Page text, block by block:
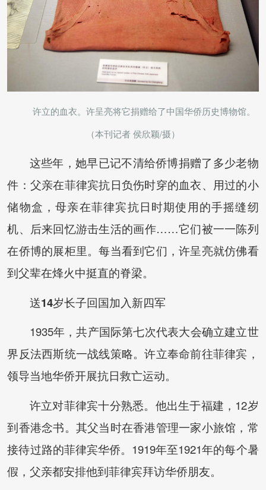
许立的血衣。许呈亮将它捐赠给了中国华侨历史博物馆。
（本刊记者 侯欣颖/摄）
这些年，她早已记不清给侨博捐赠了多少老物
件：父亲在菲律宾抗日负伤时穿的血衣、用过的小
储物盒，母亲在菲律宾抗日时期使用的手摇缝纫
机、后来回忆游击生活的画作……它们被一一陈列
在侨博的展柜里。每当看到它们，许呈亮就仿佛看
到父辈在烽火中挺直的脊梁。
送14岁长子回国加入新四军
1935年，共产国际第七次代表大会确立建立世
界反法西斯统一战线策略。许立奉命前往菲律宾，
领导当地华侨开展抗日救亡运动。
许立对菲律宾十分熟悉。他出生于福建，12岁
到香港念书。其父当时在香港管理一家小旅馆，常
接待过路的菲律宾华侨。1919年至1921年的每个暑
假，父亲都安排他到菲律宾拜访华侨朋友。